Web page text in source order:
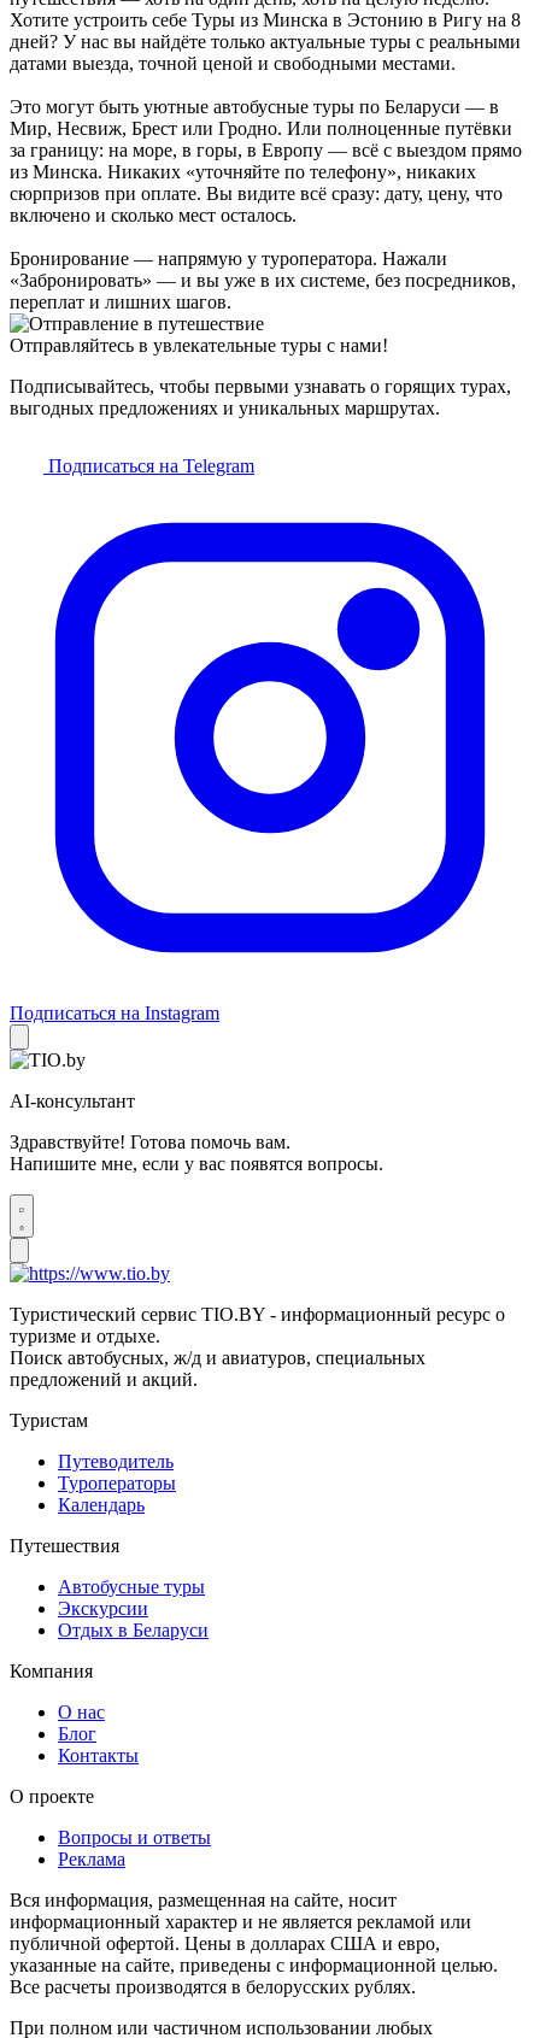
Хотите устроить себе Туры из Минска в Эстонию в Ригу на 8
дней? У нас вы найдёте только актуальные туры с реальными
датами выезда, точной ценой и свободными местами.
Это могут быть уютные автобусные туры по Беларуси — в
Мир, Несвиж, Брест или Гродно. Или полноценные путёвки
за границу: на море, в горы, в Европу — всё с выездом прямо
из Минска. Никаких «уточняйте по телефону», никаких
сюрпризов при оплате. Вы видите всё сразу: дату, цену, что
включено и сколько мест осталось.
Бронирование — напрямую у туроператора. Нажали
«Забронировать» — и вы уже в их системе, без посредников,
переплат и лишних шагов.
Отправляйтесь в увлекательные туры с нами!
Подписывайтесь, чтобы первыми узнавать о горящих турах,
выгодных предложениях и уникальных маршрутах.
Подписаться на Telegram
Подписаться на Instagram
AI-консультант
Здравствуйте! Готова помочь вам.
Напишите мне, если у вас появятся вопросы.
Туристический сервис TIO.BY - информационный ресурс о
туризме и отдыхе.
Поиск автобусных, ж/д и авиатуров, специальных
предложений и акций.
Туристам
Путеводитель
Туроператоры
Календарь
Путешествия
Автобусные туры
Экскурсии
Отдых в Беларуси
Компания
О нас
Блог
Контакты
О проекте
Вопросы и ответы
Реклама
Вся информация, размещенная на сайте, носит
информационный характер и не является рекламой или
публичной офертой. Цены в долларах США и евро,
указанные на сайте, приведены с информационной целью.
Все расчеты производятся в белорусских рублях.
При полном или частичном использовании любых